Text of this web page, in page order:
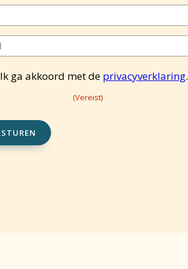
(Vereist)
Toestemming
(Vereist)
Ik ga akkoord met de privacyverklaring.
(Vereist)